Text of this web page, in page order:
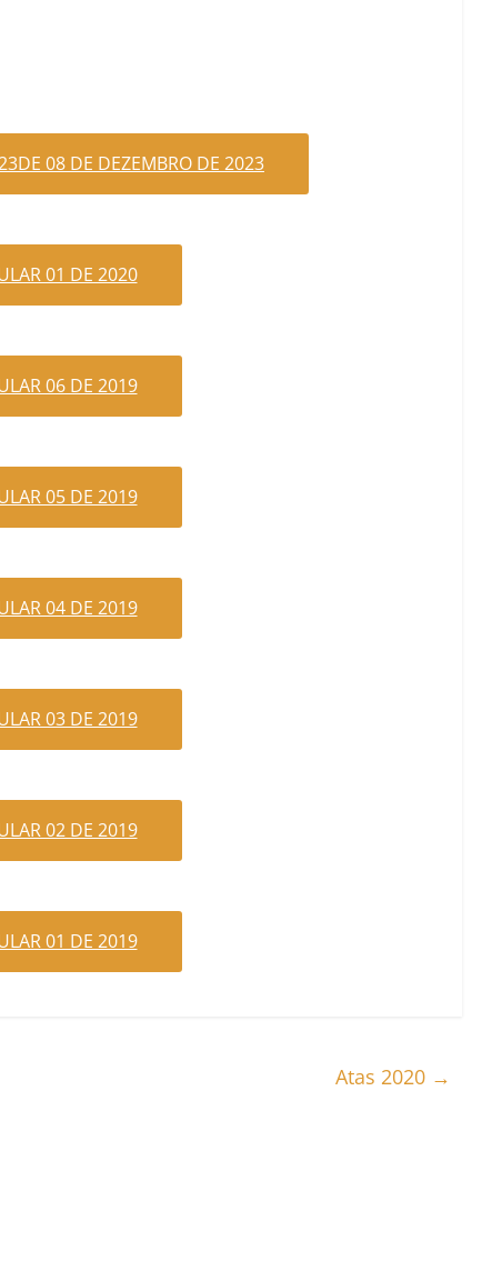
08 DE DEZEMBRO DE 2023
01 DE 2020
06 DE 2019
05 DE 2019
04 DE 2019
03 DE 2019
02 DE 2019
01 DE 2019
Atas 2020 →